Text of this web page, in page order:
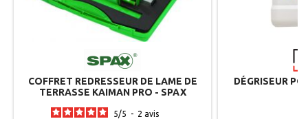
COFFRET REDRESSEUR DE LAME DE
TERRASSE KAIMAN PRO - SPAX
5/5 - 2 avis
DÉGRISEUR